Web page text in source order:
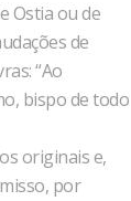
Ostia ou de
de
“Ao
bispo de todo
originais e,
por